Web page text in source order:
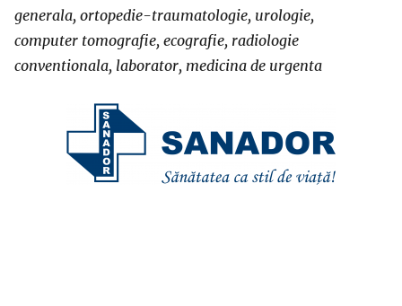
generala, ortopedie-traumatologie, urologie,
computer tomografie, ecografie, radiologie
conventionala, laborator, medicina de urgenta